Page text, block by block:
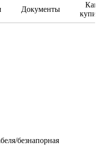
Документы
Как
безнапорная